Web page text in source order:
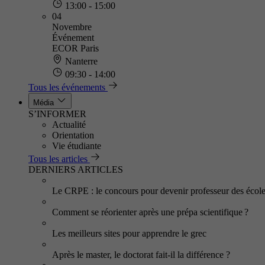
13:00 - 15:00
04
Novembre
Événement
ECOR Paris
Nanterre
09:30 - 14:00
Tous les événements
Média
S’INFORMER
Actualité
Orientation
Vie étudiante
Tous les articles
DERNIERS ARTICLES
Le CRPE : le concours pour devenir professeur des
Comment se réorienter après une prépa scientifique ?
Les meilleurs sites pour apprendre le grec
Après le master, le doctorat fait-il la différence ?